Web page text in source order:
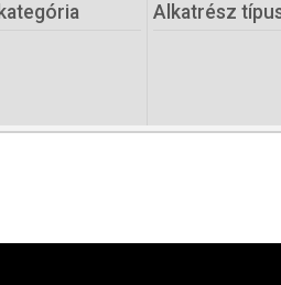
Alkatrész